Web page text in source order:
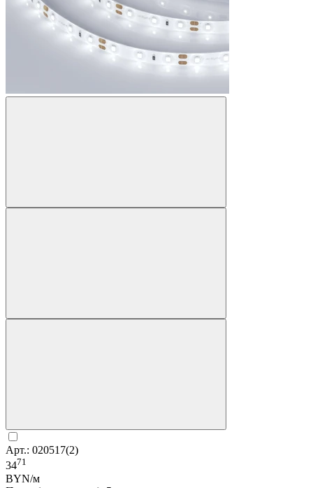
Арт.: 020517(2)
3471
BYN/м